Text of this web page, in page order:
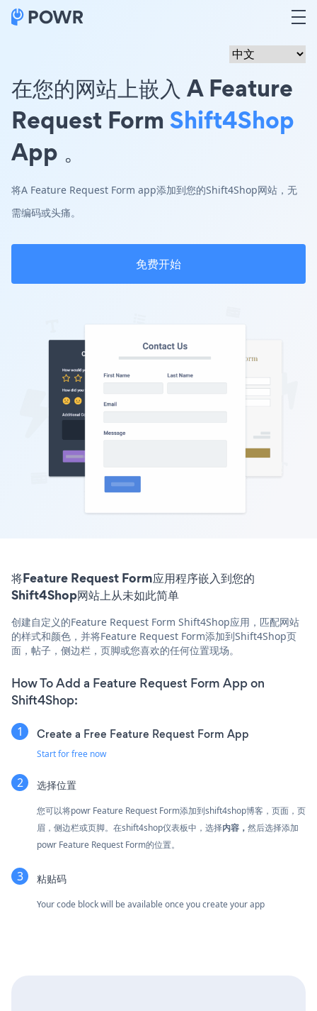
在您的网站上嵌入 A Feature
Request Form Shift4Shop
App 。
将A Feature Request Form app添加到您的Shift4Shop网站，无
需编码或头痛。
免费开始
将Feature Request Form应用程序嵌入到您的
Shift4Shop网站上从未如此简单
创建自定义的Feature Request Form Shift4Shop应用，匹配网站
的样式和颜色，并将Feature Request Form添加到Shift4Shop页
面，帖子，侧边栏，页脚或您喜欢的任何位置现场。
How To Add a Feature Request Form App on
Shift4Shop:
Create a Free Feature Request Form App
Start for free now
选择位置
您可以将powr Feature Request Form添加到shift4shop博客，页面，页
眉，侧边栏或页脚。在shift4shop仪表板中，选择内容， 然后选择添加
powr Feature Request Form的位置。
粘贴码
Your code block will be available once you create your app